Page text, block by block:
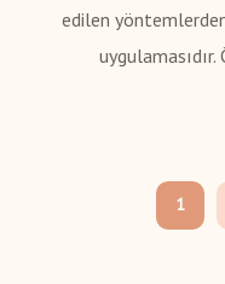
edilen
1